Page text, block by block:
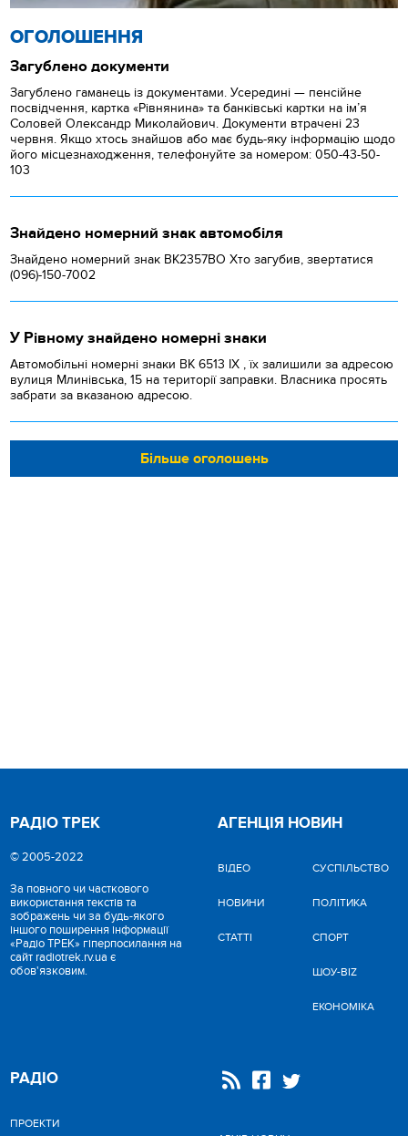
ОГОЛОШЕННЯ
Загублено документи
Загублено гаманець із документами. Усередині — пенсійне
посвідчення, картка «Рівнянина» та банківські картки на ім’я
Соловей Олександр Миколайович. Документи втрачені 23
червня. Якщо хтось знайшов або має будь-яку інформацію щодо
його місцезнаходження, телефонуйте за номером: 050-43-50-
103
Знайдено номерний знак автомобіля
Знайдено номерний знак ВК2357ВО Хто загубив, звертатися
(096)-150-7002
У Рівному знайдено номерні знаки
Автомобільні номерні знаки BK 6513 IX , їх залишили за адресою
вулиця Млинівська, 15 на території заправки. Власника просять
забрати за вказаною адресою.
Більше оголошень
РАДІО ТРЕК
© 2005-2022
За повного чи часткового
використання текстів та
зображень чи за будь-якого
іншого поширення інформації
«Радіо ТРЕК» гіперпосилання на
сайт radiotrek.rv.ua є
обов'язковим.
АГЕНЦІЯ НОВИН
ВІДЕО
НОВИНИ
СТАТТІ
CУСПІЛЬСТВО
ПОЛІТИКА
СПОРТ
ШОУ-BIZ
ЕКОНОМІКА
РАДІО
ПРОЕКТИ